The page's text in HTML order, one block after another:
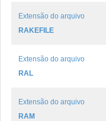
Extensão do arquivo
RAKEFILE
Extensão do arquivo
RAL
Extensão do arquivo
RAM